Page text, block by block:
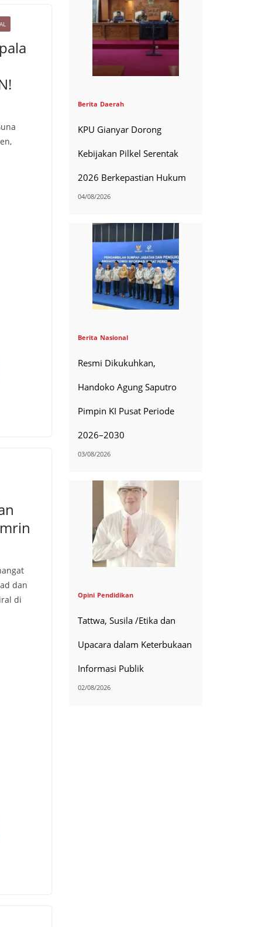
dan
di
Berita Daerah
KPU Gianyar Dorong
Kebijakan Pilkel Serentak
2026 Berkepastian Hukum
04/08/2026
Berita Nasional
Resmi Dikukuhkan,
Handoko Agung Saputro
Pimpin KI Pusat Periode
2026–2030
03/08/2026
Opini Pendidikan
Tattwa, Susila /Etika dan
Upacara dalam Keterbukaan
Informasi Publik
02/08/2026